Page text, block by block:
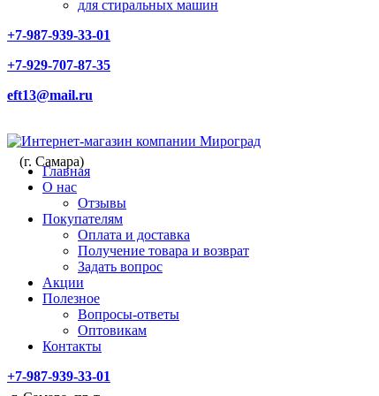
для стиральных машин
+7-987-939-33-01
+7-929-707-87-35
eft13@mail.ru
(г. Самара)
Главная
О нас
Отзывы
Покупателям
Оплата и доставка
Получение товара и возврат
Задать вопрос
Акции
Полезное
Вопросы-ответы
Оптовикам
Контакты
+7-987-939-33-01